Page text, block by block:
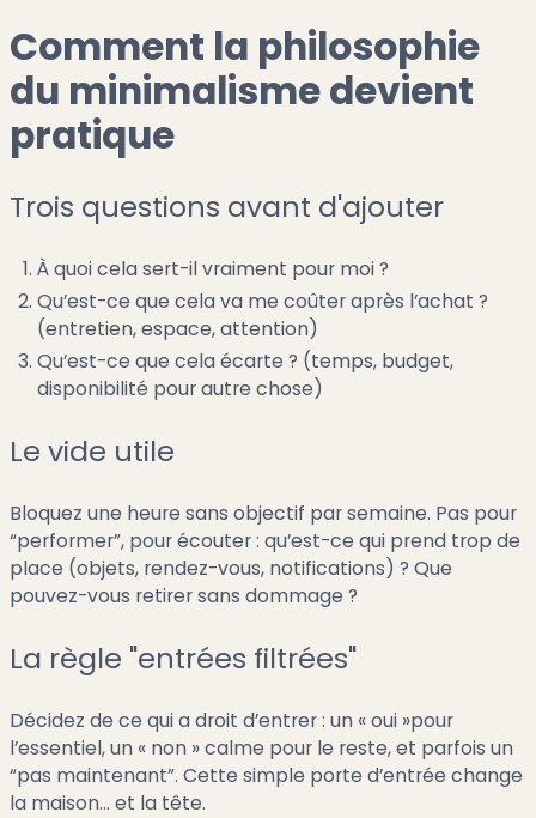
Comment la philosophie
du minimalisme devient
pratique
Trois questions avant d'ajouter
À quoi cela sert-il vraiment pour moi ?
Qu’est-ce que cela va me coûter après l’achat ?
(entretien, espace, attention)
Qu’est-ce que cela écarte ? (temps, budget,
disponibilité pour autre chose)
Le vide utile
Bloquez une heure sans objectif par semaine. Pas pour
“performer”, pour écouter : qu’est-ce qui prend trop de
place (objets, rendez-vous, notifications) ? Que
pouvez-vous retirer sans dommage ?
La règle "entrées filtrées"
Décidez de ce qui a droit d’entrer : un « oui »pour
l’essentiel, un « non » calme pour le reste, et parfois un
“pas maintenant”. Cette simple porte d’entrée change
la maison… et la tête.